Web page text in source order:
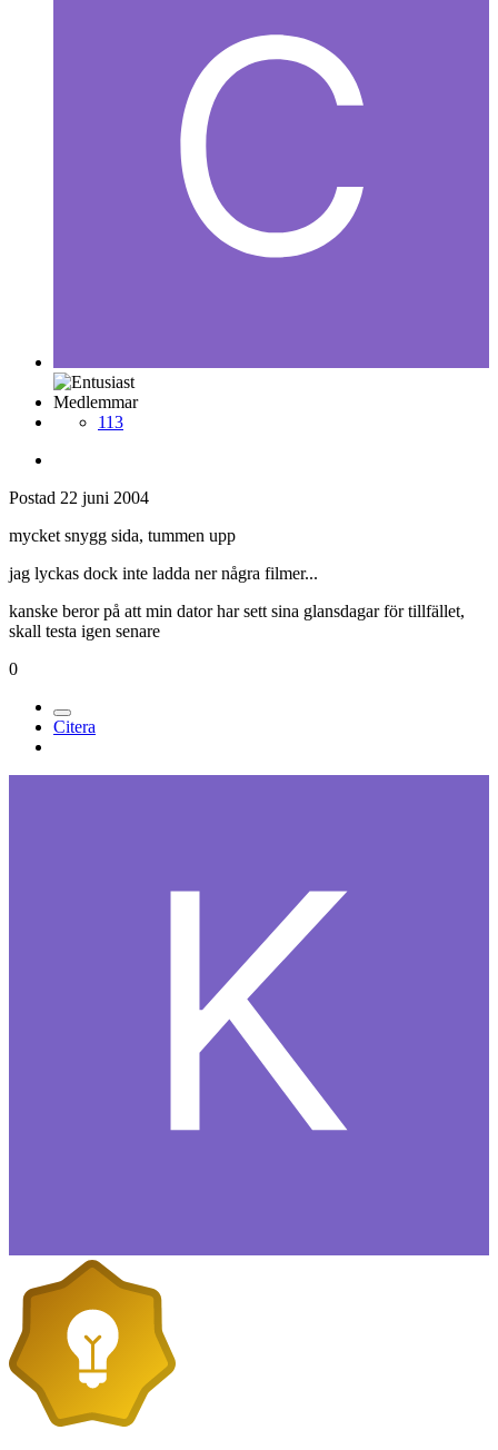
Medlemmar
113
Postad 22 juni 2004
mycket snygg sida, tummen upp
jag lyckas dock inte ladda ner några filmer...
kanske beror på att min dator har sett sina glansdagar för tillfället,
skall testa igen senare
0
Citera